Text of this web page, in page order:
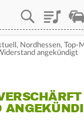
Playlist
, Nordhessen, Top-
angekündigt